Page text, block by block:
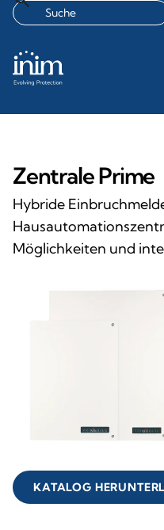
Zentrale Prime
Hybride
Möglichkeiten und
KATALOG